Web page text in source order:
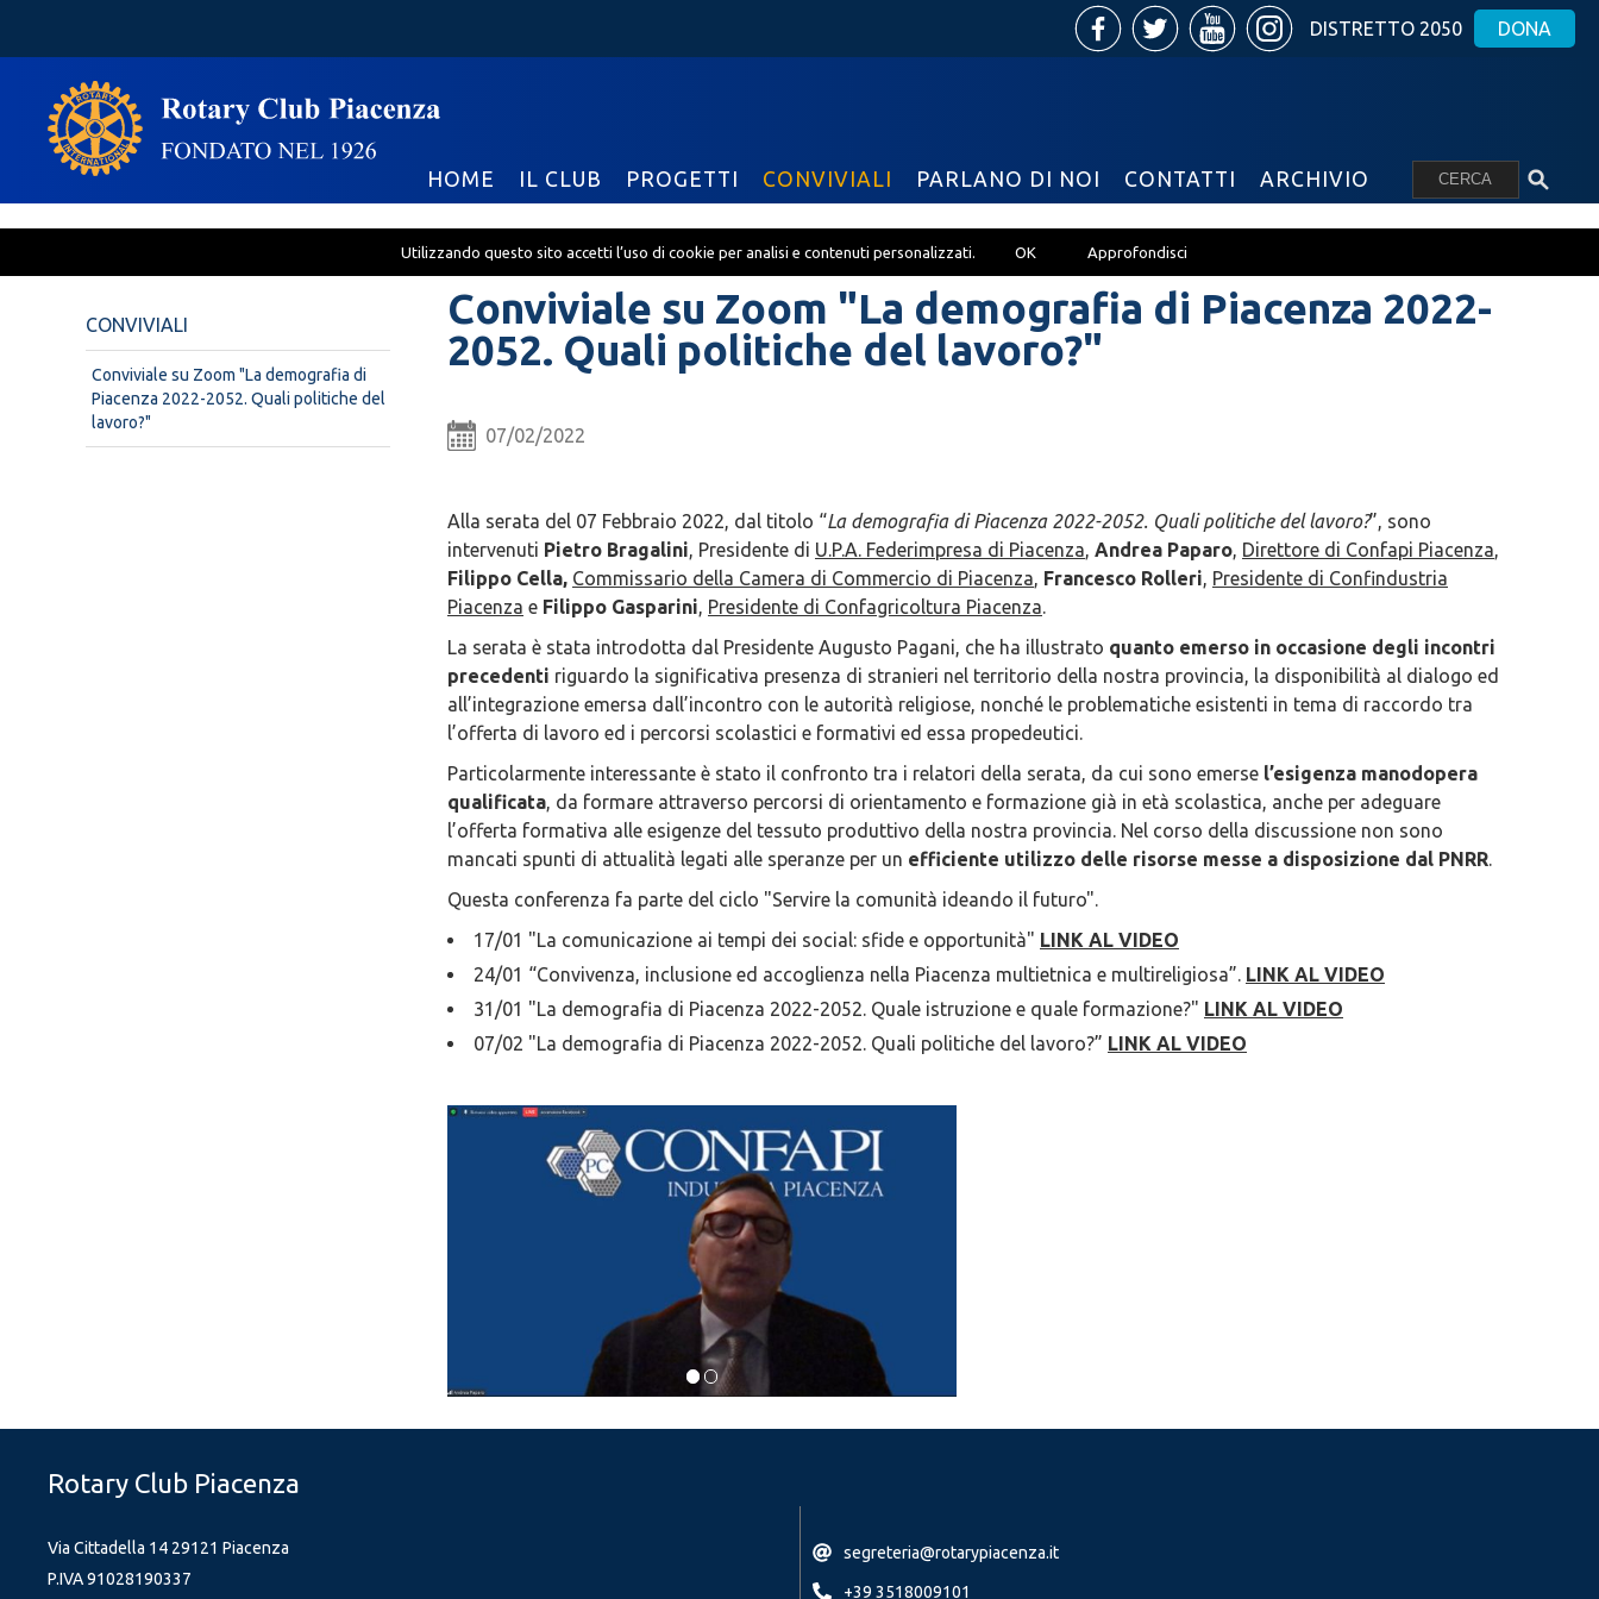
Utilizzando questo sito accetti l’uso di cookie per analisi e contenuti personalizzati. OK Approfondisci
Conviviale su Zoom "La demografia di Piacenza 2022-
2052. Quali politiche del lavoro?"
07/02/2022
Alla serata del 07 Febbraio 2022, dal titolo “La demografia di Piacenza 2022-2052. Quali politiche del lavoro?”, sono
intervenuti Pietro Bragalini, Presidente di U.P.A. Federimpresa di Piacenza, Andrea Paparo, Direttore di Confapi Piacenza,
Filippo Cella, Commissario della Camera di Commercio di Piacenza, Francesco Rolleri, Presidente di Confindustria
Piacenza e Filippo Gasparini, Presidente di Confagricoltura Piacenza.
La serata è stata introdotta dal Presidente Augusto Pagani, che ha illustrato quanto emerso in occasione degli incontri
precedenti riguardo la significativa presenza di stranieri nel territorio della nostra provincia, la disponibilità al dialogo ed
all’integrazione emersa dall’incontro con le autorità religiose, nonché le problematiche esistenti in tema di raccordo tra
l’offerta di lavoro ed i percorsi scolastici e formativi ed essa propedeutici.
Particolarmente interessante è stato il confronto tra i relatori della serata, da cui sono emerse l’esigenza manodopera
qualificata, da formare attraverso percorsi di orientamento e formazione già in età scolastica, anche per adeguare
l’offerta formativa alle esigenze del tessuto produttivo della nostra provincia. Nel corso della discussione non sono
mancati spunti di attualità legati alle speranze per un efficiente utilizzo delle risorse messe a disposizione dal PNRR.
Questa conferenza fa parte del ciclo "Servire la comunità ideando il futuro".
17/01 "La comunicazione ai tempi dei social: sfide e opportunità" LINK AL VIDEO
24/01 “Convivenza, inclusione ed accoglienza nella Piacenza multietnica e multireligiosa”. LINK AL VIDEO
31/01 "La demografia di Piacenza 2022-2052. Quale istruzione e quale formazione?" LINK AL VIDEO
07/02 "La demografia di Piacenza 2022-2052. Quali politiche del lavoro?” LINK AL VIDEO
CONVIVIALI
Conviviale su Zoom "La demografia di
Piacenza 2022-2052. Quali politiche del
lavoro?"
Rotary Club Piacenza
Via Cittadella 14 29121 Piacenza
P.IVA 91028190337
segreteria@rotarypiacenza.it
+39 3518009101
DISTRETTO 2050 DONA
HOME IL CLUB PROGETTI CONVIVIALI PARLANO DI NOI CONTATTI ARCHIVIO